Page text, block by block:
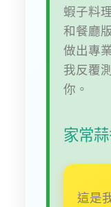
蝦子料
和餐廳
做出專
我反覆
你。
家常
這是